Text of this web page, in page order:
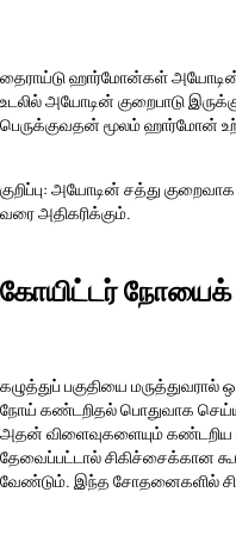
தைராய்டு ஹார்மோன்கள் அயோடின்
உடலில் அயோடின் குறைபாடு
பெருக்குவதன் மூலம் ஹார்மோன்
குறிப்பு: அயோடின் சத்து
வரை அதிகரிக்கும்.
கோயிட்டர்
கழுத்துப் பகுதியை மருத்துவரால்
நோய் கண்டறிதல் பொதுவாக
அதன் விளைவுகளையும்
தேவைப்பட்டால் சிகிச்சைக்கான
வேண்டும். இந்த சோதனைகளில் சில